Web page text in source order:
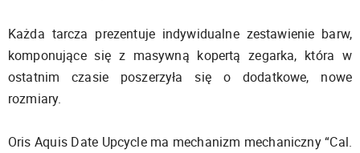
Każda tarcza prezentuje indywidualne zestawienie barw,
komponujące się z masywną kopertą zegarka, która w
ostatnim czasie poszerzyła się o dodatkowe, nowe
rozmiary.
Oris Aquis Date Upcycle ma mechanizm mechaniczny “Cal.